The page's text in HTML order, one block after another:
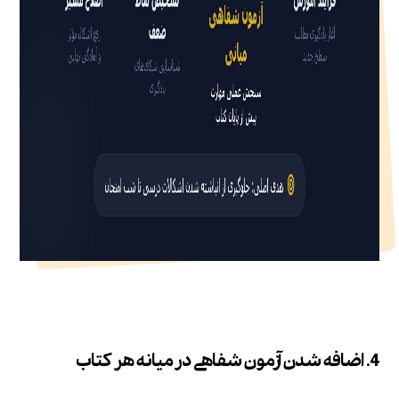
4. اضافه شدن آزمون شفاهی در میانه هر کتاب